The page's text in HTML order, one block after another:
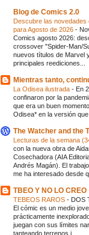
Blog de Comics 2.0
Descubre las novedades
para Agosto de 2026 -
Comics agosto 2026:
crossover "Spider-Man/
nuevos títulos de Marvel
principales reediciones...
Mientras tanto,
La Odisea ilustrada - En
confinaron por la
que era un buen
Odisea* en la versión que
The Watcher and the
Lecturas de la semana
con la nueva obra de
Cosechadora (AIA
Andrés Magán). El
me ha interesado desde
TBEO Y NO LO CREO
TEBEOS RAROS - DOS
El cómic es un medio
prácticamente
juegan con sus límites
tanteando terrenos i...